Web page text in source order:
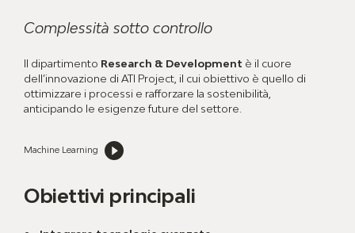
Complessità sotto controllo
Il dipartimento Research & Development è il cuore
dell’innovazione di ATI Project, il cui obiettivo è quello di
ottimizzare i processi e rafforzare la sostenibilità,
anticipando le esigenze future del settore.
Machine Learning
Obiettivi principali